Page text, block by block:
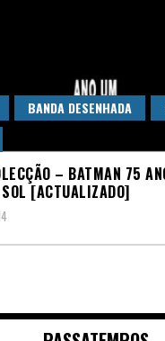
BANDA DESENHADA
– BATMAN 75
[ACTUALIZADO]